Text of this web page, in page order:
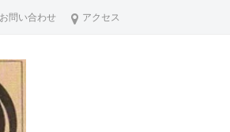
お問い合わせ アクセス